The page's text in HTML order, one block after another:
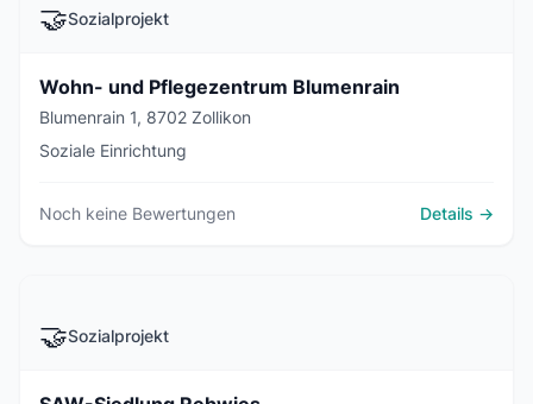
🤝Sozialprojekt
Wohn- und Pflegezentrum Blumenrain
Blumenrain 1, 8702 Zollikon
Soziale Einrichtung
Noch keine Bewertungen Details →
🤝Sozialprojekt